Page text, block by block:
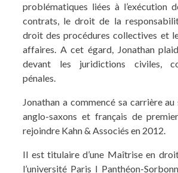
problématiques liées à l’exécution
contrats, le droit de la
droit des procédures collectives et
affaires. A cet égard, Jonathan
devant les juridictions civiles,
pénales.
Jonathan a commencé sa carrière
anglo-saxons et français de
rejoindre Kahn & Associés en 2012.
Il est titulaire d’une Maîtrise en
l’université Paris I Panthéon-